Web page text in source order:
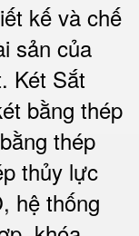
kế và chế
sản của
Két Sắt
bằng thép
thép
thủy lực
, hệ thống